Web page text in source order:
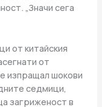
„Значи сега
от китайския
от
изпращал шокови
седмици,
загриженост в